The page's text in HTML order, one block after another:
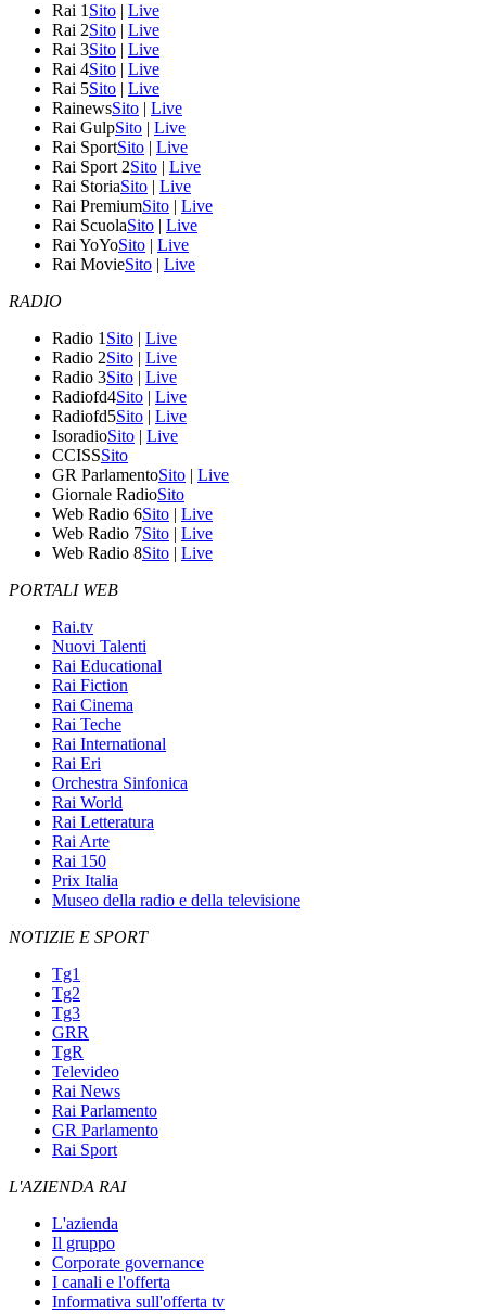
Rai 1 Sito | Live
Rai 2Sito | Live
Rai 3Sito | Live
Rai 4Sito | Live
Rai 5Sito | Live
RainewsSito | Live
Rai GulpSito | Live
Rai SportSito | Live
Rai Sport 2Sito | Live
Rai StoriaSito | Live
Rai PremiumSito | Live
Rai ScuolaSito | Live
Rai YoYoSito | Live
Rai MovieSito | Live
RADIO
Radio 1 Sito | Live
Radio 2Sito | Live
Radio 3Sito | Live
Radiofd4Sito | Live
Radiofd5Sito | Live
IsoradioSito | Live
CCISSSito
GR ParlamentoSito | Live
Giornale RadioSito
Web Radio 6Sito | Live
Web Radio 7Sito | Live
Web Radio 8Sito | Live
PORTALI WEB
Rai.tv
Nuovi Talenti
Rai Educational
Rai Fiction
Rai Cinema
Rai Teche
Rai International
Rai Eri
Orchestra Sinfonica
Rai World
Rai Letteratura
Rai Arte
Rai 150
Prix Italia
Museo della radio e della televisione
NOTIZIE E SPORT
Tg1
Tg2
Tg3
GRR
TgR
Televideo
Rai News
Rai Parlamento
GR Parlamento
Rai Sport
L'AZIENDA RAI
L'azienda
Il gruppo
Corporate governance
I canali e l'offerta
Informativa sull'offerta tv